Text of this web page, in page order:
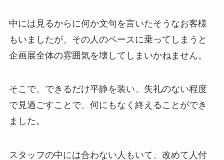
中には見るからに何か文句を言いたそうなお客様
もいましたが、その人のペースに乗ってしまうと
企画展全体の雰囲気を壊してしまいかねません。
そこで、できるだけ平静を装い、失礼のない程度
で見過ごすことで、何にもなく終えることができ
ました。
スタッフの中には合わない人もいて、改めて人付